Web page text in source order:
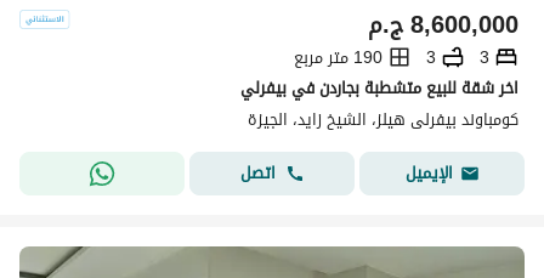
ج.م8,600,000
3
3
190 متر مربع
اخر شقة للبيع متشطبة بجاردن في بيفرلي
كومباوند بيفرلى هيلز، الشيخ زايد، الجيزة
الإيميل
اتصل